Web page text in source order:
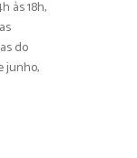
às 18h,
do
junho,